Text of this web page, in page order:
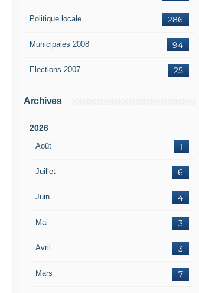
286
Politique locale
94
Municipales 2008
25
Elections 2007
Archives
2026
Août 1
Juillet 6
Juin 4
Mai 3
Avril 3
Mars 7